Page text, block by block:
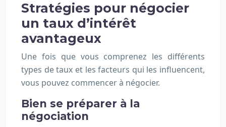
Stratégies pour négocier
un taux d’intérêt
avantageux
Une fois que vous comprenez les différents
types de taux et les facteurs qui les influencent,
vous pouvez commencer à négocier.
Bien se préparer à la
négociation